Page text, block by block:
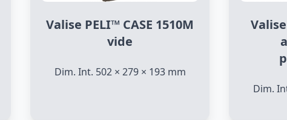
Valise PELI™ CASE 1510M
vide
Dim. Int. 502 × 279 × 193 mm
Dim.